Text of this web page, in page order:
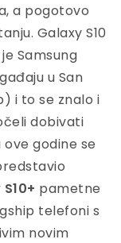
a pogotovo
Galaxy S10
Samsung
u San
i to se znalo i
dobivati
godine se
pametne
telefoni s
novim